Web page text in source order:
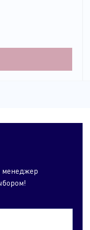
менеджер